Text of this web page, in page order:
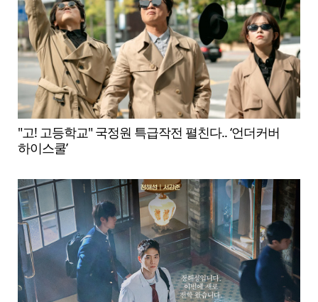
"고! 고등학교" 국정원 특급작전 펼친다.. ‘언더커버
하이스쿨’